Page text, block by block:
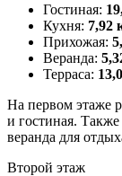
Гостиная:
Кухня: 7,92
Прихожая:
Веранда:
Терраса:
На первом этаже
и гостиная.
веранда для
Второй этаж